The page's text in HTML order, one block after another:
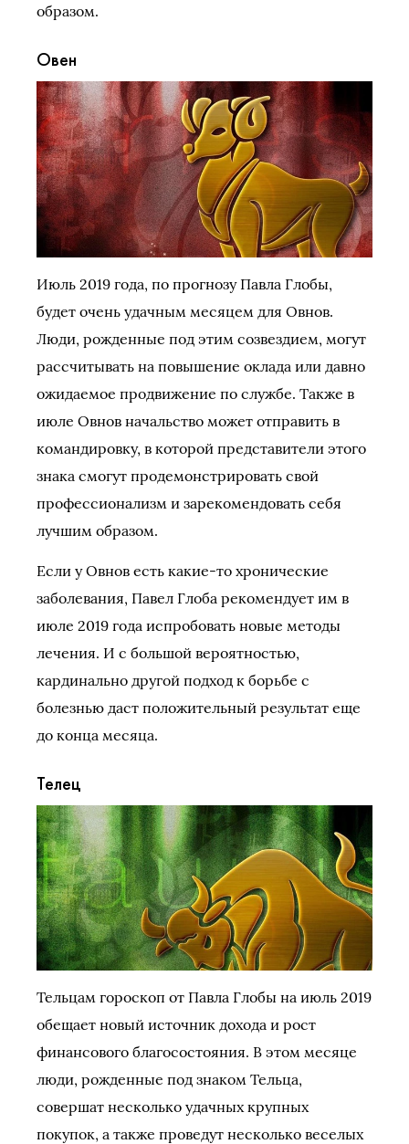
образом.
Овен
Июль 2019 года, по прогнозу Павла Глобы,
будет очень удачным месяцем для Овнов.
Люди, рожденные под этим созвездием, могут
рассчитывать на повышение оклада или давно
ожидаемое продвижение по службе. Также в
июле Овнов начальство может отправить в
командировку, в которой представители этого
знака смогут продемонстрировать свой
профессионализм и зарекомендовать себя
лучшим образом.
Если у Овнов есть какие-то хронические
заболевания, Павел Глоба рекомендует им в
июле 2019 года испробовать новые методы
лечения. И с большой вероятностью,
кардинально другой подход к борьбе с
болезнью даст положительный результат еще
до конца месяца.
Телец
Тельцам гороскоп от Павла Глобы на июль 2019
обещает новый источник дохода и рост
финансового благосостояния. В этом месяце
люди, рожденные под знаком Тельца,
совершат несколько удачных крупных
покупок, а также проведут несколько веселых